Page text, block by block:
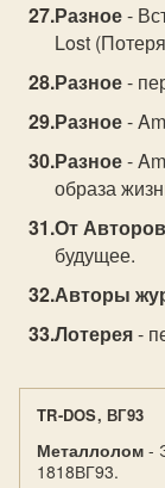
Разное-
Lost
Разное-
Разное-
Разное-
образа
От Авторов
будущее.
Авторы
Лотерея-
TR-DOS, ВГ93
Металлолом -
1818ВГ93.